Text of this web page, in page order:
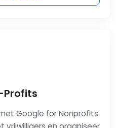
Profits
Google for Nonprofits.